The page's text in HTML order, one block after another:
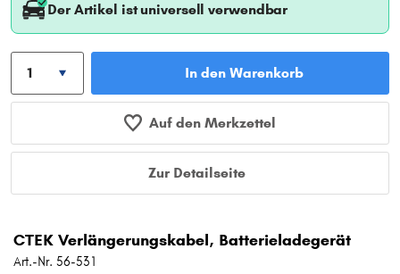
Der Artikel ist universell verwendbar
In den Warenkorb
Auf den Merkzettel
Zur Detailseite
CTEK Verlängerungskabel, Batterieladegerät
Art.-Nr. 56-531